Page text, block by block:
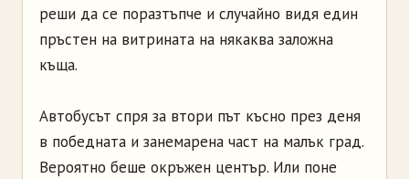
реши да се поразтъпче и случайно видя един
пръстен на витрината на някаква заложна
къща.
Автобусът спря за втори път късно през деня
в по­бедната и занемарена част на малък град.
Вероятно беше окръжен център. Или поне